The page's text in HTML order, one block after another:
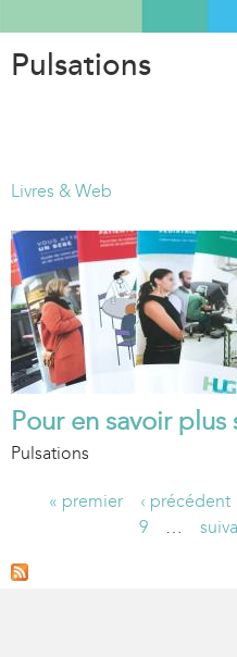
Pulsations
Livres & Web
Pour en savoir
Pulsations
a
« premier ‹ précédent
9
…